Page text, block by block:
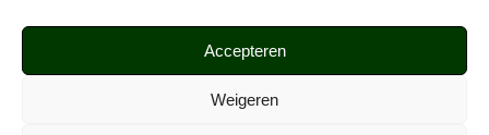
Accepteren
Weigeren
INSTAGRAM | FACEBOOK
@siemprealmereofficial